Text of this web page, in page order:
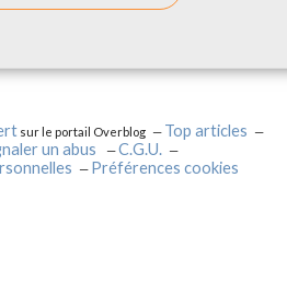
sur le portail Overblog
Top articles
un abus
C.G.U.
Préférences cookies